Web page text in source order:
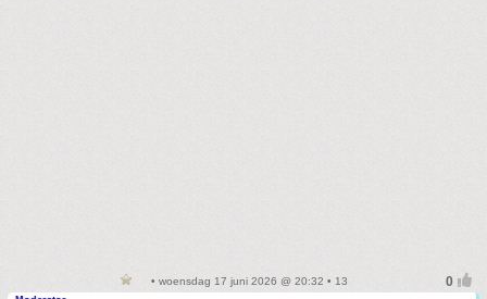
• woensdag 17 juni 2026 @ 20:32 • 13